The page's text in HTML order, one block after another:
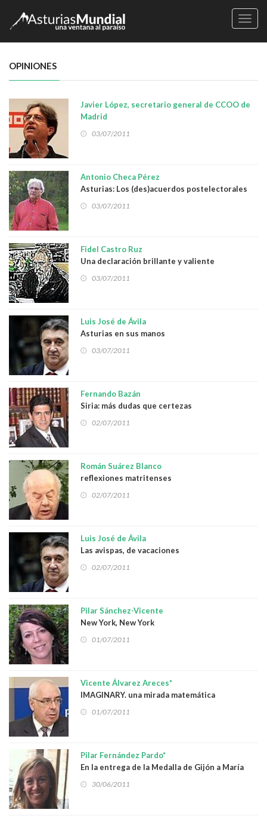
OPINIONES
Javier López, secretario general de CCOO de
Madrid
Subvenciones a los sindicatos
03/07/2011
Antonio Checa Pérez
Asturias: Los (des)acuerdos postelectorales
03/07/2011
Fidel Castro Ruz
Una declaración brillante y valiente
03/07/2011
Luis José de Ávila
Asturias en sus manos
03/07/2011
Fernando Bazán
Siria: más dudas que certezas
02/07/2011
Román Suárez Blanco
reflexiones matritenses
02/07/2011
Luis José de Ávila
Las avispas, de vacaciones
02/07/2011
Pilar Sánchez-Vicente
New York, New York
01/07/2011
Vicente Álvarez Areces*
IMAGINARY. una mirada matemática
01/07/2011
Pilar Fernández Pardo*
En la entrega de la Medalla de Gijón a María
Teresa Álvarez
30/06/2011